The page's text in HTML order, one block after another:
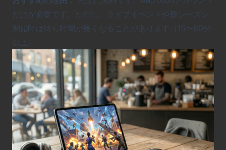
だけが必要です。ただし、ライブイベントや新シーズン
開始時は待ち時間が長くなることがあります（15〜60分
以上）。